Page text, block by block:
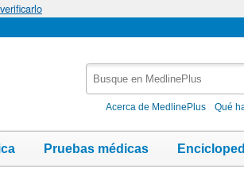
MedlinePlus
Acerca de MedlinePlus Qué
Pruebas médicas